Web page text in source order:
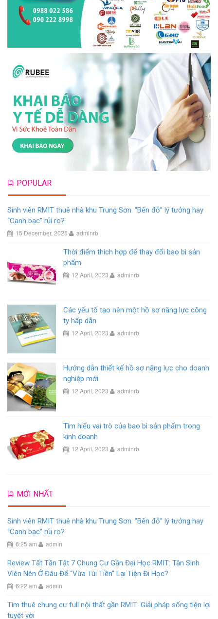
POPULAR
Sinh viên RMIT thuê nhà khu Trung Sơn: “Bến đỗ” lý tưởng hay
“Canh bạc” rủi ro?
15 December, 2025 adminrb
Thời điểm thích hợp để thay đổi bao bì sản
phẩm
12 April, 2023 adminrb
Các yếu tố tạo nên một hồ sơ năng lực công
ty hấp dẫn
12 April, 2023 adminrb
Hướng dẫn thiết kế hồ sơ năng lực cho doanh
nghiệp mới
12 April, 2023 adminrb
Tìm hiểu vai trò của bao bì sản phẩm trong
kinh doanh
12 April, 2023 adminrb
MỚI NHẤT
Sinh viên RMIT thuê nhà khu Trung Sơn: “Bến đỗ” lý tưởng hay
“Canh bạc” rủi ro?
6:25 am admin
Review Tất Tần Tật 7 Chung Cư Gần Đại Học RMIT: Tân Sinh
Viên Nên Ở Đâu Để “Vừa Túi Tiền” Lại Tiện Đi Học?
6:22 am admin
Tìm thuê chung cư full nội thất gần RMIT: Giải pháp sống tiện lợi
tuyệt vời